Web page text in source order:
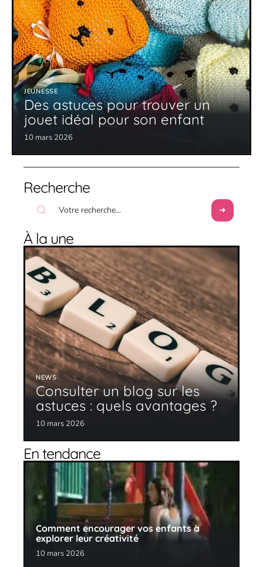
JEUNESSE
Des astuces pour trouver un
jouet idéal pour son enfant
10 mars 2026
Recherche
À la une
NEWS
Consulter un blog sur les
astuces : quels avantages ?
10 mars 2026
En tendance
Comment encourager vos enfants à
explorer leur créativité
10 mars 2026